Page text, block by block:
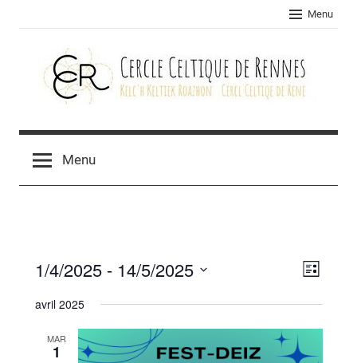
Menu
Cercle
celtique
Menu
par
Liste
1/4/2025 - 14/5/2025
date.
avril 2025
MAR
1